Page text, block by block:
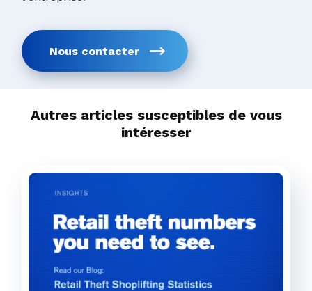
Nous contacter
Autres articles susceptibles de vous
intéresser